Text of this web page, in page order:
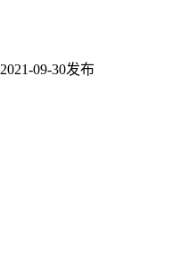
2021-09-30发布